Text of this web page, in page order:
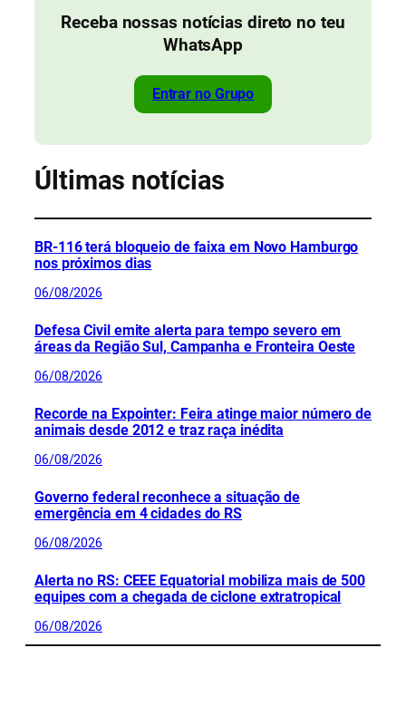
Receba nossas notícias direto no teu
WhatsApp
Entrar no Grupo
Últimas notícias
BR-116 terá bloqueio de faixa em Novo Hamburgo
nos próximos dias
06/08/2026
Defesa Civil emite alerta para tempo severo em
áreas da Região Sul, Campanha e Fronteira Oeste
06/08/2026
Recorde na Expointer: Feira atinge maior número de
animais desde 2012 e traz raça inédita
06/08/2026
Governo federal reconhece a situação de
emergência em 4 cidades do RS
06/08/2026
Alerta no RS: CEEE Equatorial mobiliza mais de 500
equipes com a chegada de ciclone extratropical
06/08/2026